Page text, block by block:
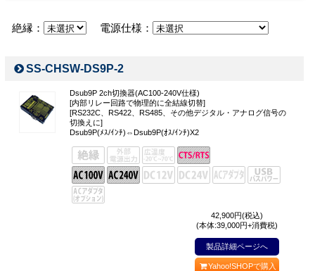
絶縁： 電源仕様：
SS-CHSW-DS9P-2
Dsub9P 2ch切換器(AC100-240V仕様)
[内部リレー回路で物理的に全結線切替]
[RS232C、RS422、RS485、その他デジタル・アナログ信号の
切換えに]
Dsub9P(ﾒｽ/ｲﾝﾁ)⇔Dsub9P(ｵｽ/ｲﾝﾁ)X2
42,900円(税込)
(本体:39,000円+消費税)
製品詳細ページへ
Yahoo!SHOPで購入